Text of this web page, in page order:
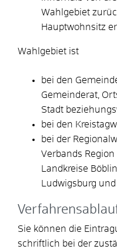
Wahlgebiet
Hauptwohnsitz
Wahlgebiet ist
bei den
Gemeinderat,
Stadt
bei den
bei der
Verbands
Landkreise
Ludwigsburg
Sie können die
schriftlich bei der